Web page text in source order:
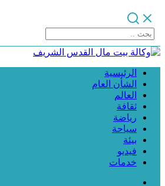
الرئيسية
الشأن العام
العالم
ثقافة
رياضة
سياحة
بيئة
فيديو
خدمات